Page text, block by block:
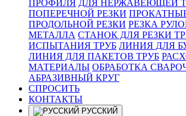
ПРОФИЛЯ ДЛЯ НЕРЖАВЕЮЩЕЙ
ПОПЕРЕЧНОЙ РЕЗКИ
ПРОДОЛЬНОЙ РЕЗКИ РЕЗКА
МЕТАЛЛА СТАНОК ДЛЯ РЕЗКИ
ИСПЫТАНИЯ ТРУБ ЛИНИЯ ДЛЯ
ЛИНИЯ ДЛЯ ПАКЕТОВ ТРУБ
МАТЕРИАЛЫ OБРАБОТКА
АБРАЗИВНЫЙ КРУГ
СПРОСИТЬ
КОНТАКТЫ
РУССКИЙ